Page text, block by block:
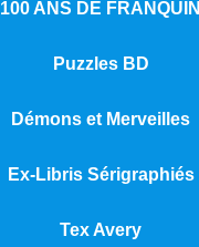
100 ANS DE FRANQUIN
Puzzles BD
Démons et Merveilles
Ex-Libris Sérigraphiés
Tex Avery